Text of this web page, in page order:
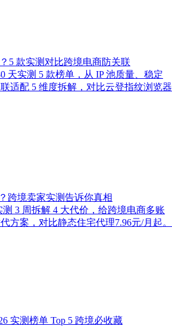
5 款实测对比跨境电商防关联
天实测 5 款榜单，从 IP 池质量、稳定
适配 5 维度拆解，对比云登指纹浏览器
跨境卖家实测告诉你真相
3 周拆解 4 大代价，给跨境电商多账
方案，对比静态住宅代理7.96元/月起。
实测榜单 Top 5 跨境必收藏